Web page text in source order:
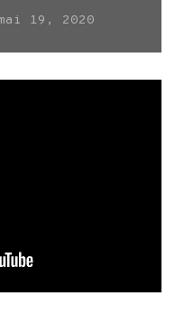
19, 2020